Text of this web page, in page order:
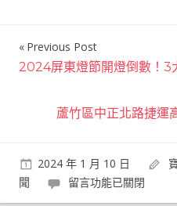
文
章
Previous Post
2024屏東燈節開燈倒數！3
蘆竹區中正北路捷運
2024 年 1 月 10 日
聞
在
〈嘉
留言功能已關閉